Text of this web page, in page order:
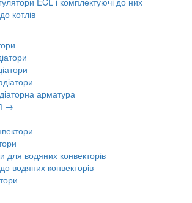
котлів
арматура
→
для водяних конвекторів
водяних конвекторів